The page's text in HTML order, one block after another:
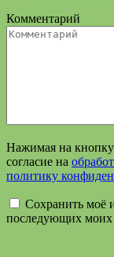
Комментарий
Нажимая на
согласие на
политику
Сохранить моё
последующих моих